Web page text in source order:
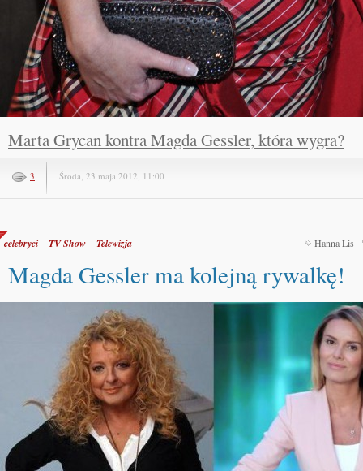
Marta Grycan kontra Magda Gessler, która wygra?
3 Środa, 23 maja 2012, 11:00
celebryci TV Show Telewizja Hanna Lis
Magda Gessler ma kolejną rywalkę!